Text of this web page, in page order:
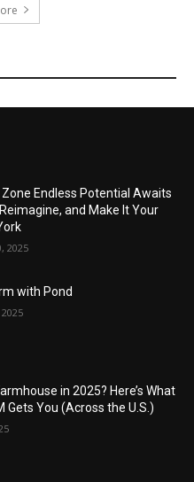
Endless Potential Awaits
and Make It Your
2025
with Pond
in 2025? Here’s What
Gets You (Across the U.S.)